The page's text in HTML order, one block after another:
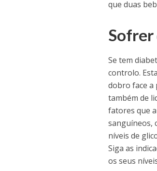
que duas
Sofrer
Se tem
controlo.
dobro face a
também de
fatores que
sanguíneos,
níveis de
Siga as
os seus